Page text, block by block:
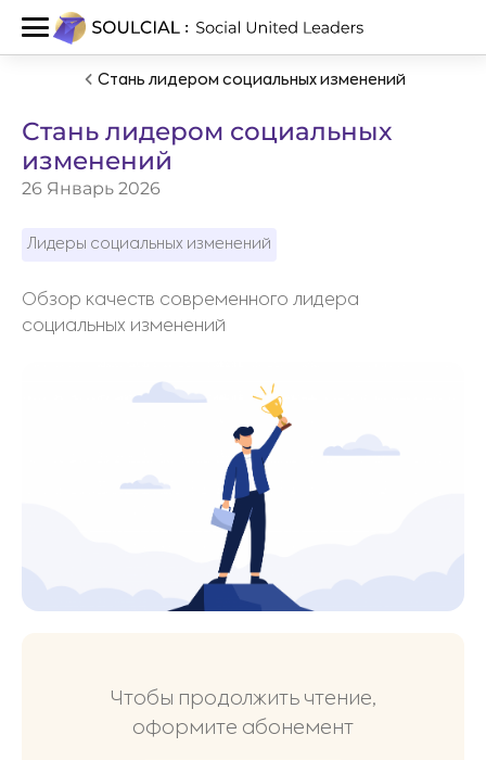
Стань лидером социальных изменений
Стань лидером социальных
изменений
26 Январь 2026
Лидеры социальных изменений
Обзор качеств современного лидера
социальных изменений
Чтобы продолжить чтение,
оформите абонемент